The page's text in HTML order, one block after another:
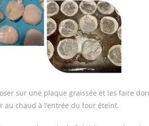
sur une plaque graissée et les faire
au chaud à l’entrée du four éteint.